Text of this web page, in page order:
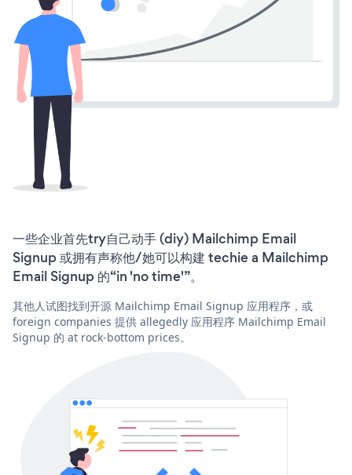
一些企业首先try自己动手 (diy) Mailchimp Email
Signup 或拥有声称他/她可以构建 techie a Mailchimp
Email Signup 的“in 'no time'”。
其他人试图找到开源 Mailchimp Email Signup 应用程序，或
foreign companies 提供 allegedly 应用程序 Mailchimp Email
Signup 的 at rock-bottom prices。